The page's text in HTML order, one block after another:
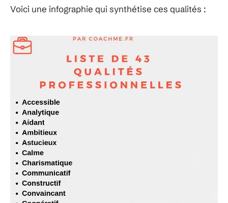
Voici une infographie qui synthétise ces qualités :